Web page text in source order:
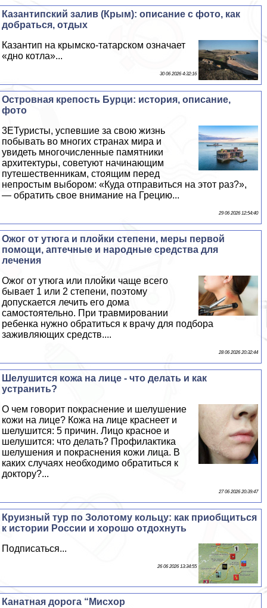
Казантипский залив (Крым): описание с фото, как
добраться, отдых
Казантип на крымско-татарском означает
«дно котла»...
30 06 2026 4:32:16
Островная крепость Бурци: история, описание,
фото
3EТуристы, успевшие за свою жизнь
побывать во многих странах мира и
увидеть многочисленные памятники
архитектуры, советуют начинающим
путешественникам, стоящим перед
непростым выбором: «Куда отправиться на этот раз?»,
— обратить свое внимание на Грецию...
29 06 2026 12:54:40
Ожог от утюга и плойки степени, меры первой
помощи, аптечные и народные средства для
лечения
Ожог от утюга или плойки чаще всего
бывает 1 или 2 степени, поэтому
допускается лечить его дома
самостоятельно. При травмировании
ребенка нужно обратиться к врачу для подбора
заживляющих средств....
28 06 2026 20:32:44
Шелушится кожа на лице - что делать и как
устранить?
О чем говорит покраснение и шелушение
кожи на лице? Кожа на лице краснеет и
шелушится: 5 причин. Лицо красное и
шелушится: что делать? Профилактика
шелушения и покраснения кожи лица. В
каких случаях необходимо обратиться к
доктору?...
27 06 2026 20:39:47
Круизный тур по Золотому кольцу: как приобщиться
к истории России и хорошо отдохнуть
Подписаться...
26 06 2026 13:34:55
Канатная дорога “Мисхор